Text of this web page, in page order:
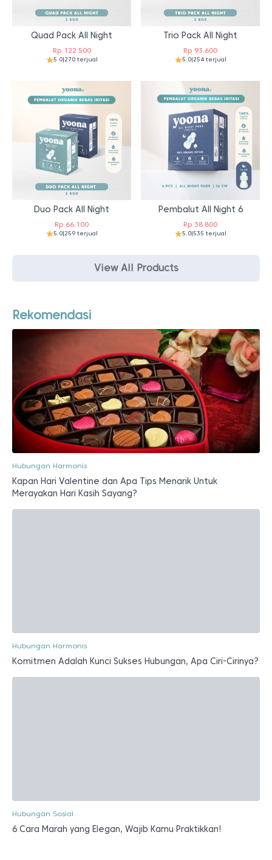
Quad Pack All Night
Rp122.500
5.0|270 terjual
Trio Pack All Night
Rp 93.600
5.0|254 terjual
Duo Pack All Night
Rp 66.100
5.0|259 terjual
Pembalut All Night 6
Rp 38.800
5.0|535 terjual
View All Products
Rekomendasi
Hubungan Harmonis
Kapan Hari Valentine dan Apa Tips Menarik Untuk
Merayakan Hari Kasih Sayang?
Hubungan Harmonis
Komitmen Adalah Kunci Sukses Hubungan, Apa Ciri-Cirinya?
Hubungan Sosial
6 Cara Marah yang Elegan, Wajib Kamu Praktikkan!